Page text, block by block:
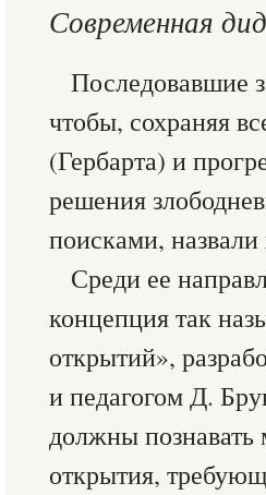
Современная
Последовавшие
чтобы, сохраняя
(Гербарта) и
решения
поисками,
Среди ее
концепция так
открытий»,
и педагогом Д.
должны познавать
открытия,